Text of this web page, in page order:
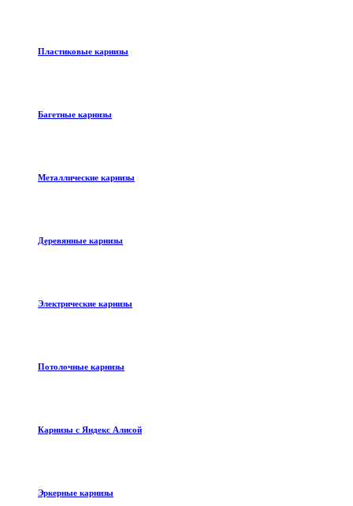
Пластиковые карнизы
Багетные карнизы
Металлические карнизы
Деревянные карнизы
Электрические карнизы
Потолочные карнизы
Карнизы с Яндекс Алисой
Эркерные карнизы